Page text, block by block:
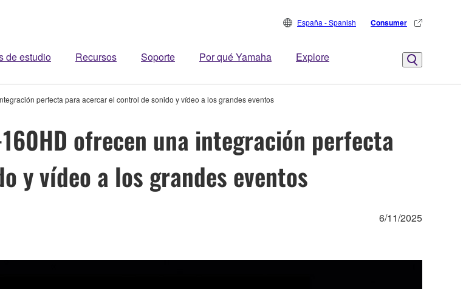
de estudio Recursos Soporte Por qué Yamaha Explore
España - Spanish Consumer
perfecta para acercar el control de sonido y vídeo a los grandes eventos
ofrecen una integración perfecta
y vídeo a los grandes eventos
6/11/2025